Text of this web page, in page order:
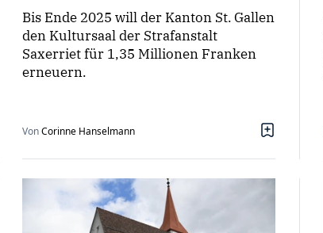
Bis Ende 2025 will der Kanton St. Gallen
den Kultursaal der Strafanstalt
Saxerriet für 1,35 Millionen Franken
erneuern.
VonCorinne Hanselmann